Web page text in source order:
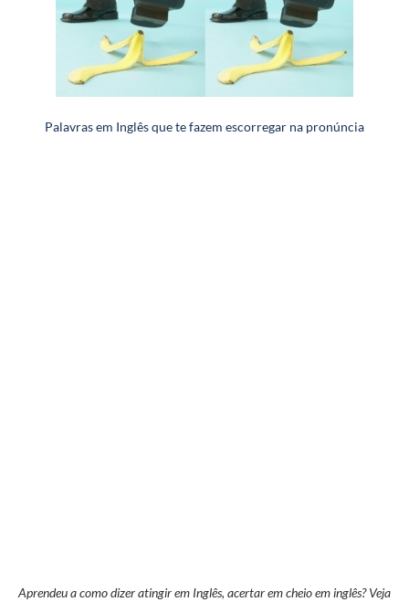
Palavras em Inglês que te fazem escorregar na pronúncia
Aprendeu a como dizer atingir em Inglês, acertar em cheio em inglês? Veja